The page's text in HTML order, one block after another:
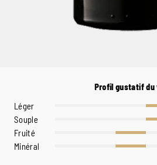
Profil gustatif du
Léger
Souple
Fruité
Minéral